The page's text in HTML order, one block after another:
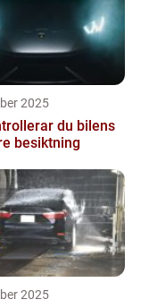
2025
du bilens
besiktning
2025